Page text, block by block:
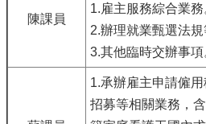
陳課員
1.雇主服務綜合業務
2.辦理就業甄選法規
3.其他臨時交辦事項
1.承辦雇主申請僱
招募等相關業務，